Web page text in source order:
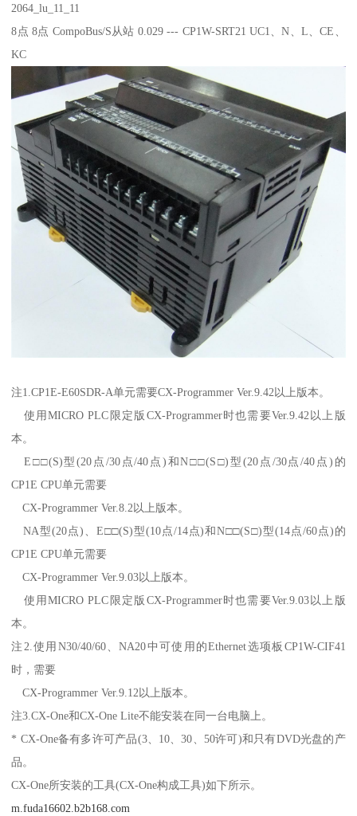
2064_lu_11_11
8点 8点 CompoBus/S从站 0.029 --- CP1W-SRT21 UC1、N、L、CE、
KC
注1.CP1E-E60SDR-A单元需要CX-Programmer Ver.9.42以上版本。
使用MICRO PLC限定版CX-Programmer时也需要Ver.9.42以上版
本。
E□□(S)型(20点/30点/40点)和N□□(S□)型(20点/30点/40点)的
CP1E CPU单元需要
CX-Programmer Ver.8.2以上版本。
NA型(20点)、E□□(S)型(10点/14点)和N□□(S□)型(14点/60点)的
CP1E CPU单元需要
CX-Programmer Ver.9.03以上版本。
使用MICRO PLC限定版CX-Programmer时也需要Ver.9.03以上版
本。
注2.使用N30/40/60、NA20中可使用的Ethernet选项板CP1W-CIF41
时，需要
CX-Programmer Ver.9.12以上版本。
注3.CX-One和CX-One Lite不能安装在同一台电脑上。
* CX-One备有多许可产品(3、10、30、50许可)和只有DVD光盘的产
品。
CX-One所安装的工具(CX-One构成工具)如下所示。
m.fuda16602.b2b168.com